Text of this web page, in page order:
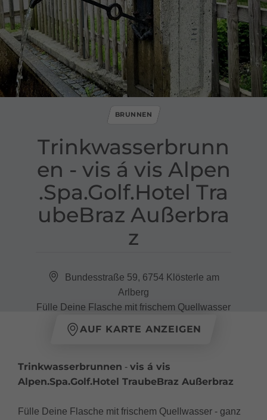
Trinkwasserbrunn
en ​-​ vis á vis Alpen​
.​Spa​.​Golf​.​Hotel Tra
ubeBraz Außerbra
z
BRUNNEN
Bundesstraße 59, 6754 Klösterle am
Arlberg
Fülle Deine Flasche mit frischem Quellwasser
AUF KARTE ANZEIGEN
Trinkwasserbrunnen - vis á vis
Alpen.Spa.Golf.Hotel TraubeBraz Außerbraz
Fülle Deine Flasche mit frischem Quellwasser - ganz